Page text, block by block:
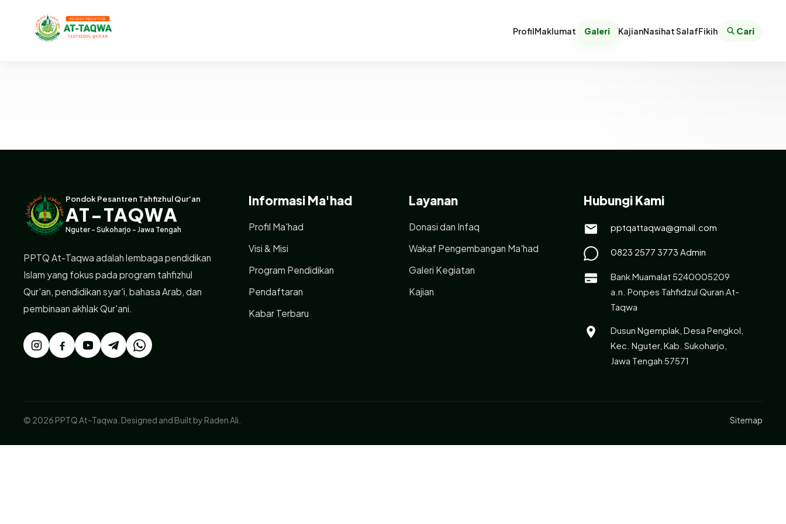
ProfilMaklumat Galeri KajianNasihat SalafFikih Cari
Pondok Pesantren Tahfizhul Qur'an
AT-TAQWA
Nguter - Sukoharjo - Jawa Tengah
PPTQ At-Taqwa adalah lembaga pendidikan
Islam yang fokus pada program tahfizhul
Qur'an, pendidikan syar'i, bahasa Arab, dan
pembinaan akhlak Qur'ani.
Informasi Ma'had
Profil Ma'had
Visi & Misi
Program Pendidikan
Pendaftaran
Kabar Terbaru
Layanan
Donasi dan Infaq
Wakaf Pengembangan Ma'had
Galeri Kegiatan
Kajian
Hubungi Kami
pptqattaqwa@gmail.com
0823 2577 3773 Admin
Bank Muamalat 5240005209
a.n. Ponpes Tahfidzul Quran At-
Taqwa
Dusun Ngemplak, Desa Pengkol,
Kec. Nguter, Kab. Sukoharjo,
Jawa Tengah 57571
© 2026 PPTQ At-Taqwa. Designed and Built by Raden Ali. Sitemap